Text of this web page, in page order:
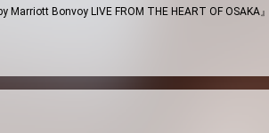
Marriott Bonvoy LIVE FROM THE HEART OF OSAKA